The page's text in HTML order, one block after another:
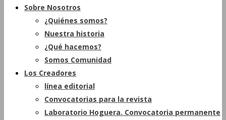
Sobre Nosotros
¿Quiénes somos?
Nuestra historia
¿Qué hacemos?
Somos Comunidad
Los Creadores
línea editorial
Convocatorias para la revista
Laboratorio Hoguera. Convocatoria permanente